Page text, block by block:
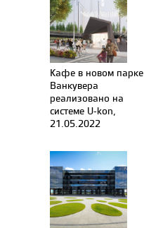
Кафе в новом парке
Ванкувера
реализовано на
системе U-kon,
21.05.2022